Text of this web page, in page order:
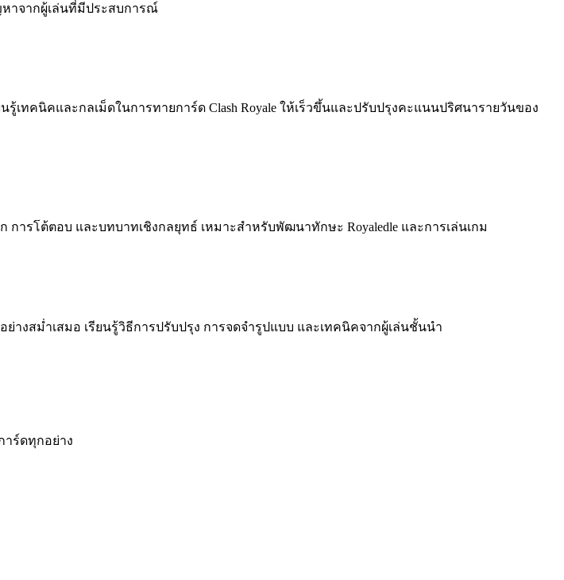
หาจากผู้เล่นที่มีประสบการณ์
รู้เทคนิคและกลเม็ดในการทายการ์ด Clash Royale ให้เร็วขึ้นและปรับปรุงคะแนนปริศนารายวันของ
ารโต้ตอบ และบทบาทเชิงกลยุทธ์ เหมาะสำหรับพัฒนาทักษะ Royaledle และการเล่นเกม
งสม่ำเสมอ เรียนรู้วิธีการปรับปรุง การจดจำรูปแบบ และเทคนิคจากผู้เล่นชั้นนำ
ร์ดทุกอย่าง